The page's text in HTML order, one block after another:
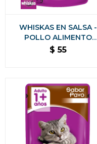
WHISKAS EN SALSA -
POLLO ALIMENTO
HUMEDO 85 GR
$ 55